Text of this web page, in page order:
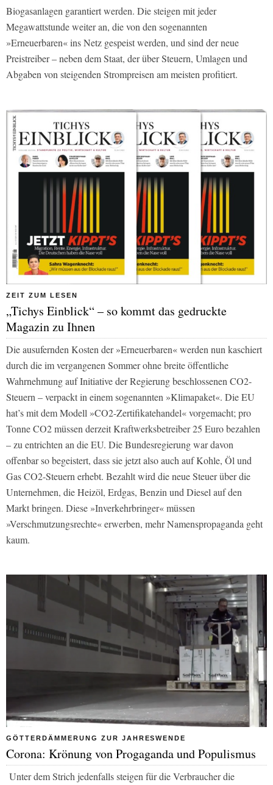
Biogasanlagen garantiert werden. Die steigen mit jeder
Megawattstunde weiter an, die von den sogenannten
»Erneuerbaren« ins Netz gespeist werden, und sind der neue
Preistreiber – neben dem Staat, der über Steuern, Umlagen und
Abgaben von steigenden Strompreisen am meisten profitiert.
ZEIT ZUM LESEN
„Tichys Einblick“ – so kommt das gedruckte
Magazin zu Ihnen
Die ausufernden Kosten der »Erneuerbaren« werden nun kaschiert
durch die im vergangenen Sommer ohne breite öffentliche
Wahrnehmung auf Initiative der Regierung beschlossenen CO2-
Steuern – verpackt in einem sogenannten »Klimapaket«. Die EU
hat’s mit dem Modell »CO2-Zertifikatehandel« vorgemacht; pro
Tonne CO2 müssen derzeit Kraftwerksbetreiber 25 Euro bezahlen
– zu entrichten an die EU. Die Bundesregierung war davon
offenbar so begeistert, dass sie jetzt also auch auf Kohle, Öl und
Gas CO2-Steuern erhebt. Bezahlt wird die neue Steuer über die
Unternehmen, die Heizöl, Erdgas, Benzin und Diesel auf den
Markt bringen. Diese »Inverkehrbringer« müssen
»Verschmutzungsrechte« erwerben, mehr Namenspropaganda geht
kaum.
GÖTTERDÄMMERUNG ZUR JAHRESWENDE
Corona: Krönung von Progaganda und Populismus
Unter dem Strich jedenfalls steigen für die Verbraucher die